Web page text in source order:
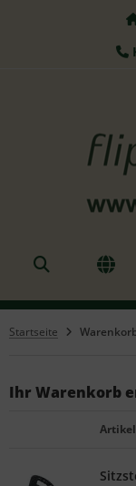
Startseite
Ihr Warenkorb
Artikel
Sitz